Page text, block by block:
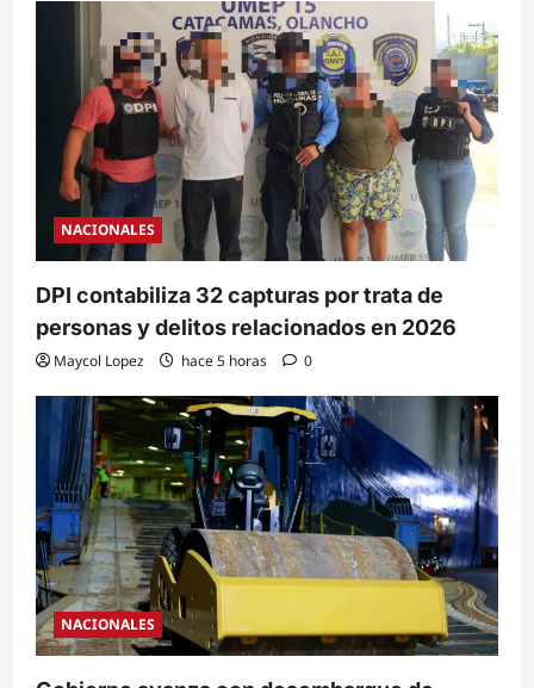
NACIONALES
DPI contabiliza 32 capturas por trata de
personas y delitos relacionados en 2026
Maycol Lopez hace 5 horas 0
NACIONALES